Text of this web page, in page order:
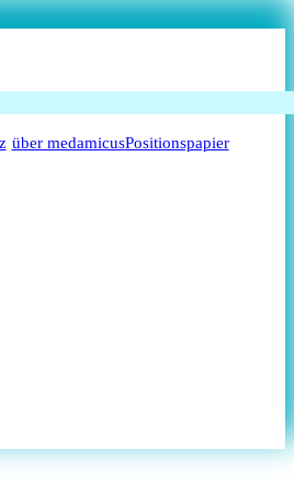
über medamicusPositionspapier